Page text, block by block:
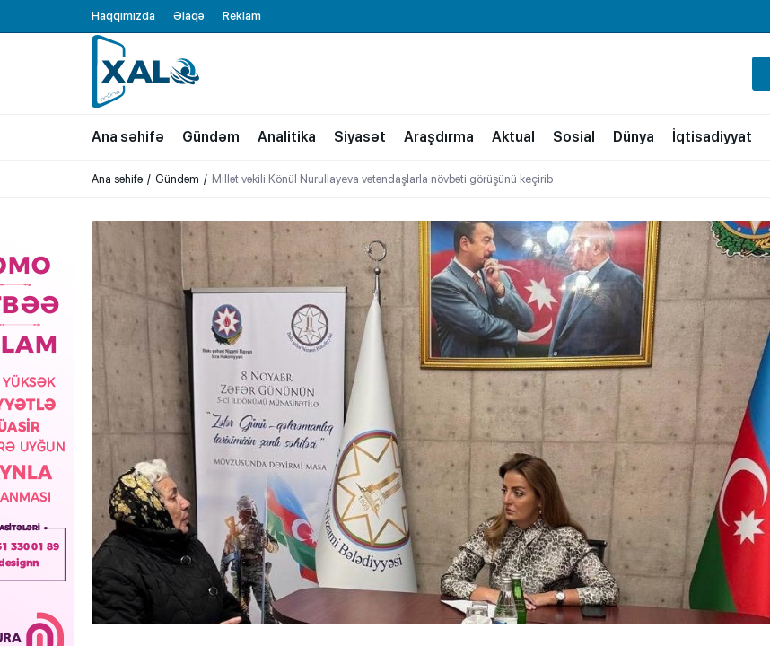
Haqqımızda Əlaqə Reklam
XALQ.ONLINE
ONLAYN PLATFORMA
Ana səhifə Gündəm Analitika Siyasət Araşdırma Aktual Sosial Dünya İqtisadiyyat
Ana səhifə Gündəm Millət vəkili Könül Nurullayeva vətəndaşlarla növbəti görüşünü keçirib